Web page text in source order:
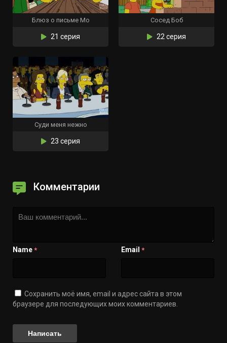
Блюз о письме Мо
21 серия
Сосед Боб
22 серия
Суди меня нежно
23 серия
Комментарии
Name * Email *
Сохранить моё имя, email и адрес сайта в этом
браузере для последующих моих комментариев.